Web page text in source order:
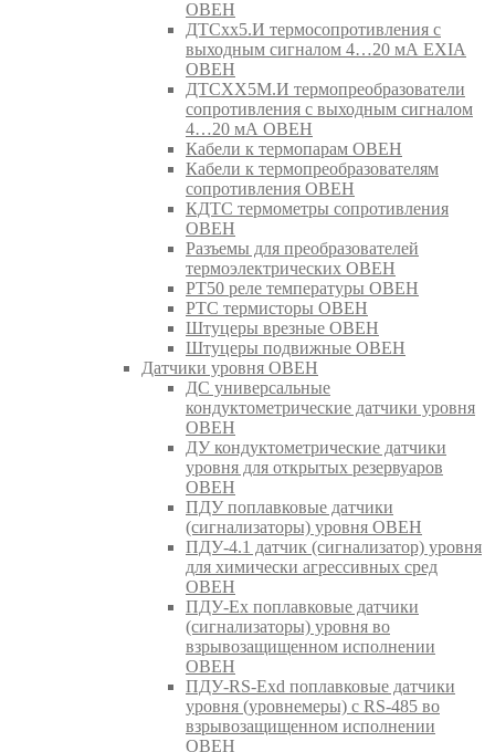
ОВЕН
ДТСхх5.И термосопротивления с
выходным сигналом 4…20 мА EXIA
ОВЕН
ДТСХХ5М.И термопреобразователи
сопротивления с выходным сигналом
4…20 мА ОВЕН
Кабели к термопарам ОВЕН
Кабели к термопреобразователям
сопротивления ОВЕН
КДТС термометры сопротивления
ОВЕН
Разъемы для преобразователей
термоэлектрических ОВЕН
РТ50 реле температуры ОВЕН
РТС термисторы ОВЕН
Штуцеры врезные ОВЕН
Штуцеры подвижные ОВЕН
Датчики уровня ОВЕН
ДС универсальные
кондуктометрические датчики уровня
ОВЕН
ДУ кондуктометрические датчики
уровня для открытых резервуаров
ОВЕН
ПДУ поплавковые датчики
(сигнализаторы) уровня ОВЕН
ПДУ-4.1 датчик (сигнализатор) уровня
для химически агрессивных сред
ОВЕН
ПДУ-Ex поплавковые датчики
(сигнализаторы) уровня во
взрывозащищенном исполнении
ОВЕН
ПДУ-RS-Exd поплавковые датчики
уровня (уровнемеры) с RS-485 во
взрывозащищенном исполнении
ОВЕН